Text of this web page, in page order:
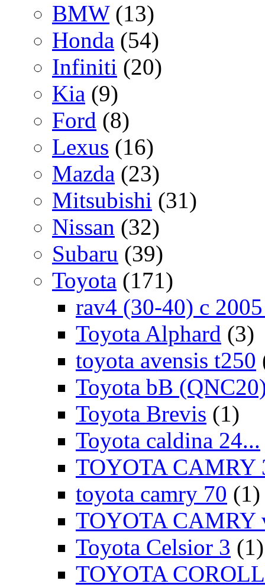
BMW (13)
Honda (54)
Infiniti (20)
Kia (9)
Ford (8)
Lexus (16)
Mazda (23)
Mitsubishi (31)
Nissan (32)
Subaru (39)
Toyota (171)
rav4 (30-40) c
Toyota Alphard (3)
toyota avensis t250
Toyota bB
Toyota Brevis (1)
Toyota caldina 24...
TOYOTA CAMRY
toyota camry 70 (1)
TOYOTA CAMRY
Toyota Celsior 3 (1)
TOYOTA